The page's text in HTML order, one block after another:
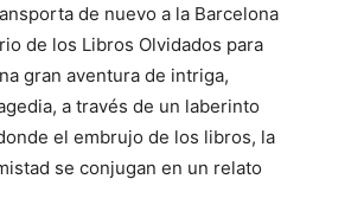
de nuevo a la Barcelona
de los Libros Olvidados para
gran aventura de intriga,
a través de un laberinto
el embrujo de los libros, la
se conjugan en un relato